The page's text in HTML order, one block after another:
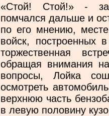
«Стой! Стой!» -
помчался дальше и
по его мнению,
войск, построенных
торжественная
обращая внимания
вопросы, Лойка
осмотреть
верхнюю часть
в левую половину